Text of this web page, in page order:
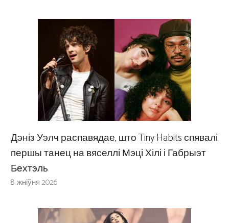
Дэніз Уэлч распавядае, што Tiny Habits спявалі
першы танец на вяселлі Мэці Хілі і Габрыэт
Бехтэль
8 жніўня 2026